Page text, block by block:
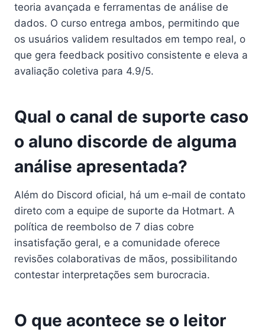
teoria avançada e ferramentas de análise de
dados. O curso entrega ambos, permitindo que
os usuários validem resultados em tempo real, o
que gera feedback positivo consistente e eleva a
avaliação coletiva para 4.9/5.
Qual o canal de suporte caso
o aluno discorde de alguma
análise apresentada?
Além do Discord oficial, há um e‑mail de contato
direto com a equipe de suporte da Hotmart. A
política de reembolso de 7 dias cobre
insatisfação geral, e a comunidade oferece
revisões colaborativas de mãos, possibilitando
contestar interpretações sem burocracia.
O que acontece se o leitor